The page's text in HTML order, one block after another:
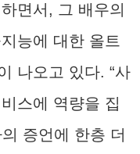
면서, 그 배우의
능에 대한 올트
나오고 있다. “사
스에 역량을 집
증언에 한층 더